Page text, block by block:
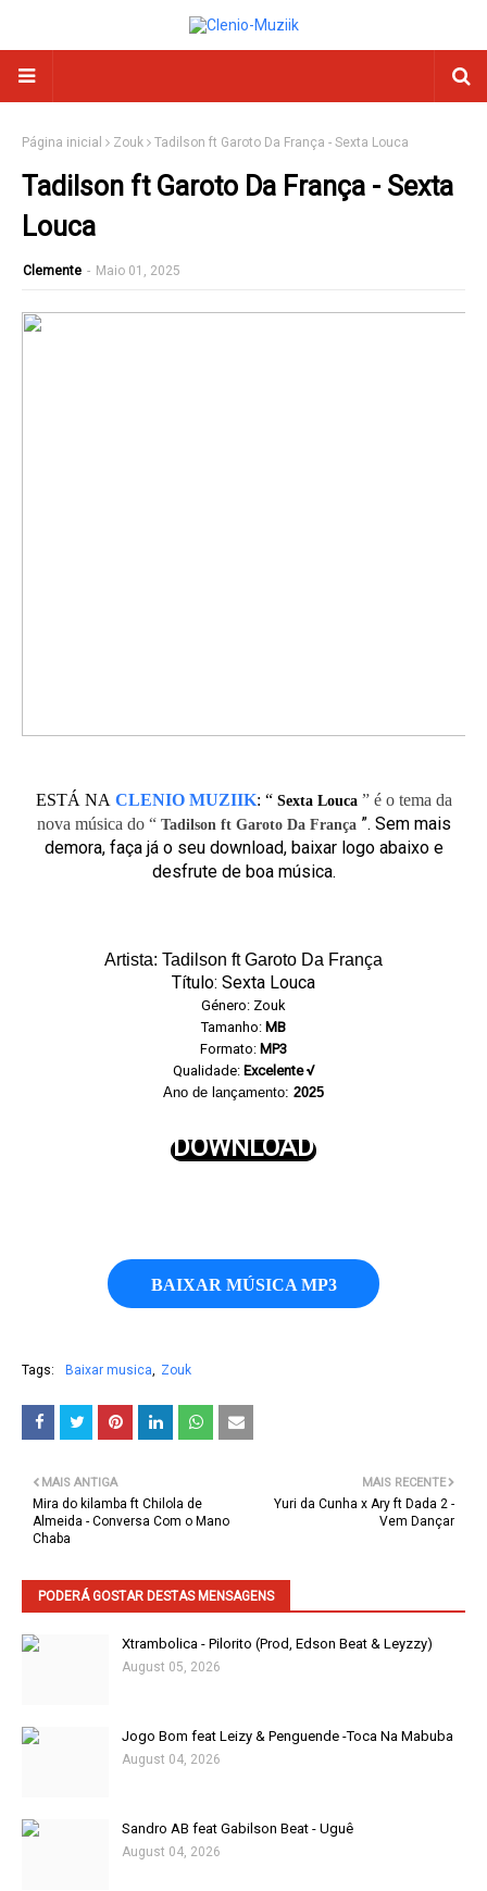
Página inicial Zouk Tadilson ft Garoto Da França - Sexta Louca
Tadilson ft Garoto Da França - Sexta
Louca
Clemente - Maio 01, 2025
ESTÁ NA CLENIO MUZIIK: “ Sexta Louca ” é o tema da
nova música do “ Tadilson ft Garoto Da França ”. Sem mais
demora, faça já o seu download, baixar logo abaixo e
desfrute de boa música.
Artista: Tadilson ft Garoto Da França
Título: Sexta Louca
Género: Zouk
Tamanho: MB
Formato: MP3
Qualidade: Excelente √
Ano de lançamento: 2025
DOWNLOAD
BAIXAR MÚSICA MP3
Tags: Baixar musica Zouk
MAIS RECENTE
Yuri da Cunha x Ary ft Dada 2 -
Vem Dançar
MAIS ANTIGA
Mira do kilamba ft Chilola de
Almeida - Conversa Com o Mano
Chaba
PODERÁ GOSTAR DESTAS MENSAGENS
Xtrambolica - Pilorito (Prod, Edson Beat & Leyzzy)
August 05, 2026
Jogo Bom feat Leizy & Penguende -Toca Na Mabuba
August 04, 2026
Sandro AB feat Gabilson Beat - Uguê
August 04, 2026